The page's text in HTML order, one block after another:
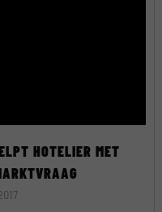
HOTELIER MET